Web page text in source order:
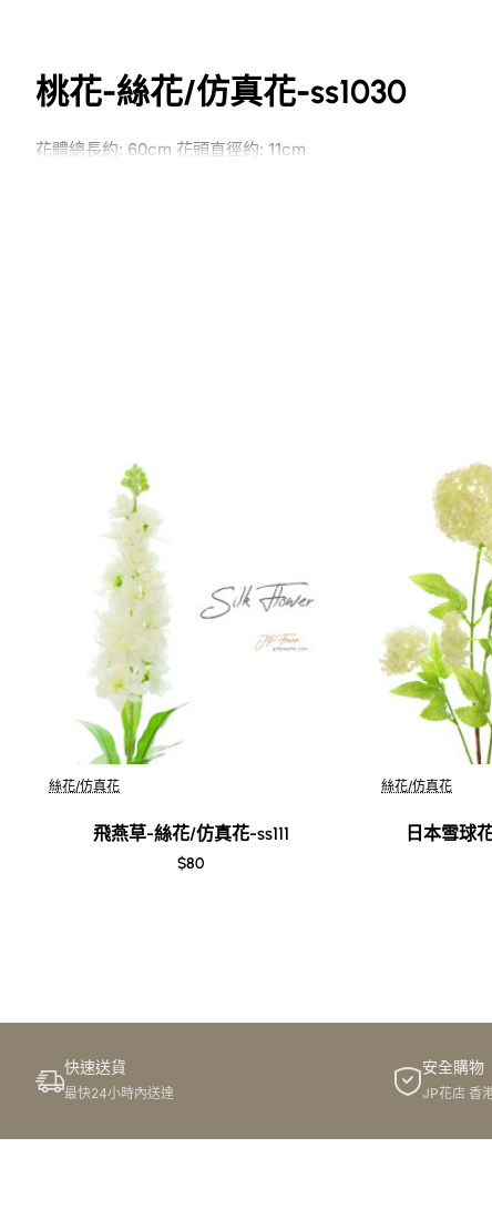
桃花-絲花/仿真花-ss1030
花體總長約: 60cm 花頭直徑約: 11cm
於花店訂購仿真花、絲花、假花、人造花枱花,擺設,送精美賀
網站展示圖片顏色會因不同展示螢幕設定而存在一定色差,訂購
,擺設花藝"及"手工"製品前,為保障客戶在花店利益,請
此產品價格不適用於"花店"" 情人節"時段送花服務
Out Of Stock
絲花/仿真花
飛燕草-絲花/仿真花-ss111
$80
Out Of Stock
絲花/仿真花
日本雪球
快速送貨
最快24小時內送達
安全購物
JP花店 香